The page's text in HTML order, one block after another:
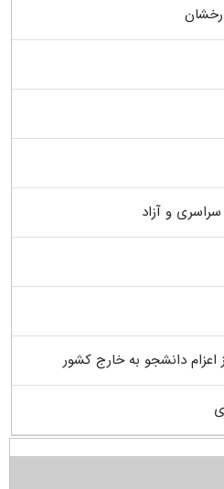
و آزاد
دانشجو به خارج کشور